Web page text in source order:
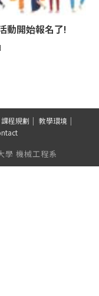
動開始報名了!
課程規劃
教學環境
學 機械工程系